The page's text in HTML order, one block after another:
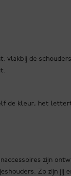
vlakbij de
de kleur, het
zijn
Zo zijn jij